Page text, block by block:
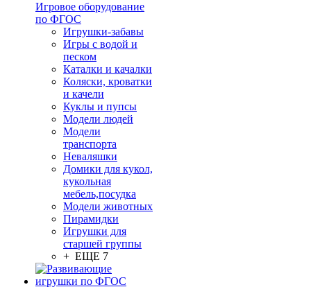
Игровое оборудование
по ФГОС
Игрушки-забавы
Игры с водой и
песком
Каталки и качалки
Коляски, кроватки
и качели
Куклы и пупсы
Модели людей
Модели
транспорта
Неваляшки
Домики для кукол,
кукольная
мебель,посудка
Модели животных
Пирамидки
Игрушки для
старшей группы
+ ЕЩЕ 7